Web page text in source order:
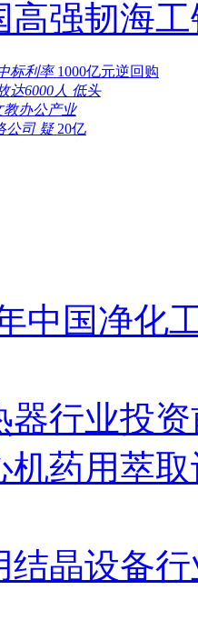
高强韧海
标利率 1000亿元逆回购
达6000人 低头
办公产业
公司 疑 20亿
中国净化
器行业投
机药用萃
结晶设备